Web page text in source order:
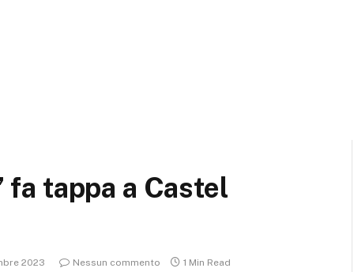
fa tappa a Castel
2023 Nessun commento 1 Min Read